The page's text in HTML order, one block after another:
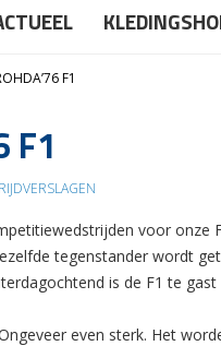
F1
F1
voor onze
tegenstander wordt
is de F1 te gast
even sterk. Het